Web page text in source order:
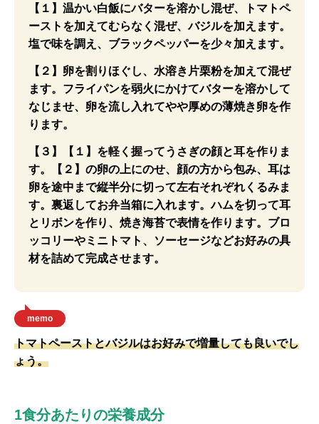
【１】温かい白飯にバターを溶かし混ぜ、トマトペ
ーストを加えてむらなく混ぜ、バジルを加えます。
塩で味を調え、ブラックペッパーを少々加えます。
【２】卵を割りほぐし、水溶き片栗粉を加えて混ぜ
ます。フライパンを弱火にかけてバターを溶かして
なじませ、卵を流し入れてやや厚めの薄焼き卵を作
ります。
【３】【１】を軽く握ってうさぎの顔と耳を作りま
す。【２】の卵の上にのせ、顔の方から包み、耳は
卵を途中まで縦半分に切って左右それぞれくるみま
す。裏返してお弁当箱に入れます。ハムを切って耳
とリボンを作り、焼き海苔で表情を作ります。ブロ
ッコリーやミニトマト、ソーセージなどお好みの具
材を詰めて完成させます。
memo
トマトペーストとバジルはお好みで増量しても良いでし
ょう。
1食分あたりの栄養成分